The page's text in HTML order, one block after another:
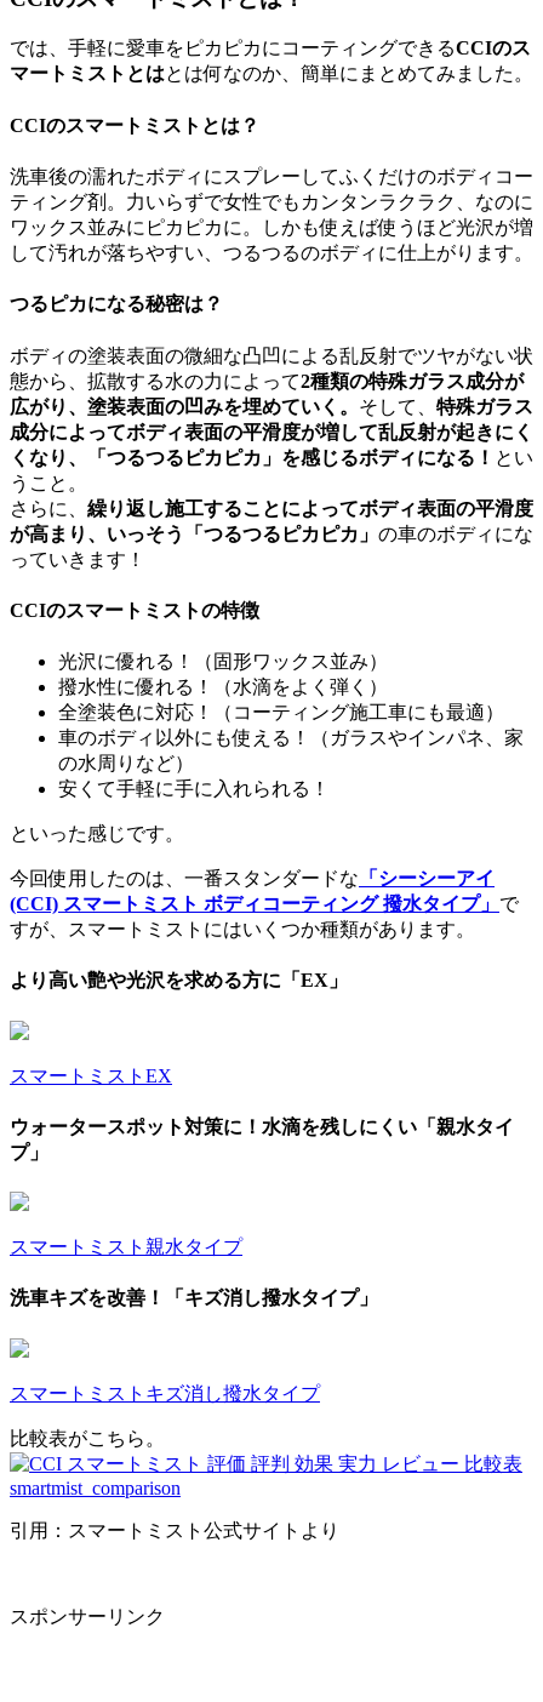
では、手軽に愛車をピカピカにコーティングできるCCIのス
マートミストとはとは何なのか、簡単にまとめてみました。
CCIのスマートミストとは？
洗車後の濡れたボディにスプレーしてふくだけのボディコー
ティング剤。力いらずで女性でもカンタンラクラク、なのに
ワックス並みにピカピカに。しかも使えば使うほど光沢が増
して汚れが落ちやすい、つるつるのボディに仕上がります。
つるピカになる秘密は？
ボディの塗装表面の微細な凸凹による乱反射でツヤがない状
態から、拡散する水の力によって2種類の特殊ガラス成分が
広がり、塗装表面の凹みを埋めていく。 そして、 特殊ガラス
成分によってボディ表面の平滑度が増して乱反射が起きにく
くなり、「つるつるピカピカ」を感じるボディになる！ とい
うこと。
さらに、 繰り返し施工することによってボディ表面の平滑度
が高まり、いっそう「つるつるピカピカ」 の車のボディにな
っていきます！
CCIのスマートミストの特徴
光沢に優れる！（固形ワックス並み）
撥水性に優れる！（水滴をよく弾く）
全塗装色に対応！（コーティング施工車にも最適）
車のボディ以外にも使える！（ガラスやインパネ、家
の水周りなど）
安くて手軽に手に入れられる！
といった感じです。
今回使用したのは、一番スタンダードな 「シーシーアイ
(CCI) スマートミスト ボディコーティング 撥水タイプ」 で
すが、スマートミストにはいくつか種類があります。
より高い艶や光沢を求める方に「EX」
スマートミストEX
ウォータースポット対策に！水滴を残しにくい「親水タイ
プ」
スマートミスト親水タイプ
洗車キズを改善！「キズ消し撥水タイプ」
スマートミストキズ消し撥水タイプ
比較表がこちら。
引用：スマートミスト公式サイトより
スポンサーリンク